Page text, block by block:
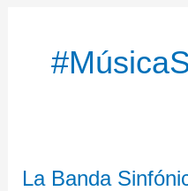
La Banda
Banda